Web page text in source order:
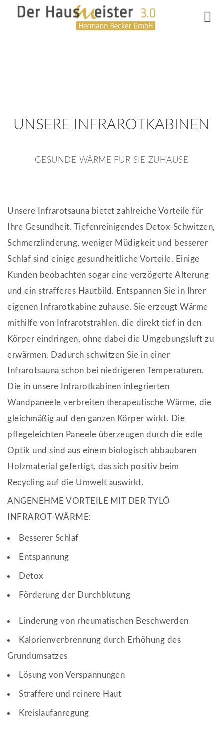
UNSERE INFRAROTKABINEN
GESUNDE WÄRME FÜR SIE ZUHAUSE
Unsere Infrarotsauna bietet zahlreiche Vorteile für
Ihre Gesundheit. Tiefenreinigendes Detox-Schwitzen,
Schmerzlinderung, weniger Müdigkeit und besserer
Schlaf sind einige gesundheitliche Vorteile. Einige
Kunden beobachten sogar eine verzögerte Alterung
und ein strafferes Hautbild. Entspannen Sie in Ihrer
eigenen Infrarotkabine zuhause. Sie erzeugt Wärme
mithilfe von Infrarotstrahlen, die direkt tief in den
Körper eindringen, ohne dabei die Umgebungsluft zu
erwärmen. Dadurch schwitzen Sie in einer
Infrarotsauna schon bei niedrigeren Temperaturen.
Die in unsere Infrarotkabinen integrierten
Wandpaneele verbreiten therapeutische Wärme, die
gleichmäßig auf den ganzen Körper wirkt. Die
pflegeleichten Paneele überzeugen durch die edle
Optik und sind aus einem biologisch abbaubaren
Holzmaterial gefertigt, das sich positiv beim
Recycling auf die Umwelt auswirkt.
ANGENEHME VORTEILE MIT DER TYLÖ
INFRAROT-WÄRME:
Besserer Schlaf
Entspannung
Detox
Förderung der Durchblutung
Linderung von rheumatischen Beschwerden
Kalorienverbrennung durch Erhöhung des
Grundumsatzes
Lösung von Verspannungen
Straffere und reinere Haut
Kreislaufanregung